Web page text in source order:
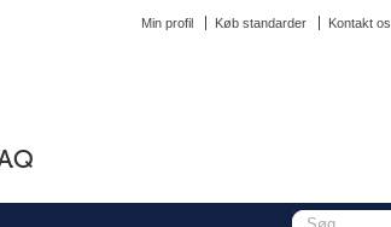
Min profil Køb standarder Kontakt os